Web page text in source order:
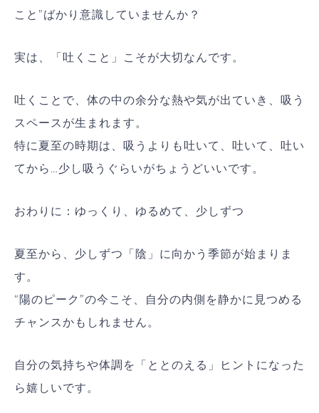
こと”ばかり意識していませんか？
実は、「吐くこと」こそが大切なんです。
吐くことで、体の中の余分な熱や気が出ていき、吸う
スペースが生まれます。
特に夏至の時期は、吸うよりも吐いて、吐いて、吐い
てから…少し吸うぐらいがちょうどいいです。
おわりに：ゆっくり、ゆるめて、少しずつ
夏至から、少しずつ「陰」に向かう季節が始まりま
す。
“陽のピーク”の今こそ、自分の内側を静かに見つめる
チャンスかもしれません。
自分の気持ちや体調を「ととのえる」ヒントになった
ら嬉しいです。